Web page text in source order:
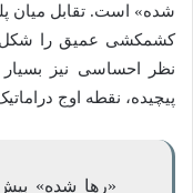
شده» است. تقابل میان
کشمکشی عمیق را شکل
نظر احساسی نیز
پیچیده، نقطه اوج
«رها شده»